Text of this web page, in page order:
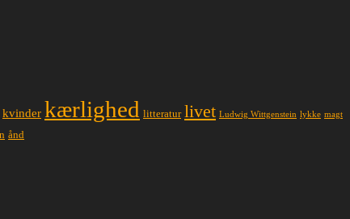
kvinder kærlighed litteratur livet Ludwig Wittgenstein lykke magt
ånd